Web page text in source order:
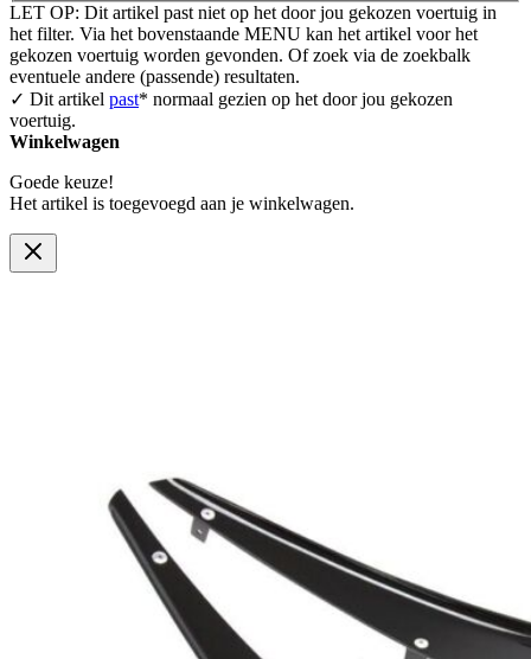
LET OP: Dit artikel past niet op het door jou gekozen voertuig in
het filter. Via het bovenstaande MENU kan het artikel voor het
gekozen voertuig worden gevonden. Of zoek via de zoekbalk
eventuele andere (passende) resultaten.
✓ Dit artikel past* normaal gezien op het door jou gekozen
voertuig.
Winkelwagen
Goede keuze!
Het artikel is toegevoegd aan je winkelwagen.